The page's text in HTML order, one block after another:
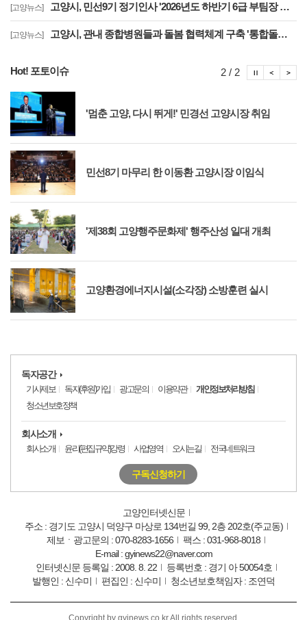
[고양뉴스] 고양시, 민선9기 정기인사 '2026년도 하반기 6급 부팀장 이하 인사발령 사항'
[고양뉴스] 고양시, 관내 종합병원들과 돌봄 협력체계 구축 '통합돌봄 대상자 발굴 및 연계'
Hot! 포토이슈
'멈춘 고양, 다시 뛰게!' 민경선 고양시장 취임
민선8기 마무리 한 이동환 고양시장 이임식
'제38회 고양행주문화제' 행주산성 일대 개최
고양환경에너지시설(소각장) 소방훈련 실시
2 / 2 포
포토이
독자공간
기사제보 독자(후원)가입 광고문의 이용약관
개인정보처리방침
청소년보호정책
회사소개
회사소개 윤리(편집규약)강령 사업영역 오시는길 전국네트워크
구독신청하기
고양인터넷신문
주소 : 경기도 고양시 덕양구 마상로 134번길 99, 2층 202호(주교동)
제보ㆍ광고문의 : 070-8283-1656
팩스 : 031-968-8018
E-mail : gyinews22@naver.com
인터넷신문 등록일 : 2008. 8. 22
등록번호 : 경기 아 50054호
발행인 : 신수미
편집인 : 신수미 청소년보호책임자 : 조연덕